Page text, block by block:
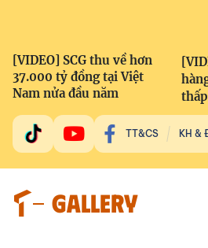
[VIDEO] SCG thu về hơn
37.000 tỷ đồng tại Việt
Nam nửa đầu năm
TT&CS KH &
GALLERY